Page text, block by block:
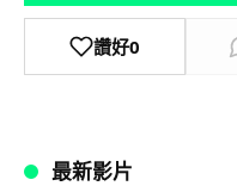
讚好0
最新影片